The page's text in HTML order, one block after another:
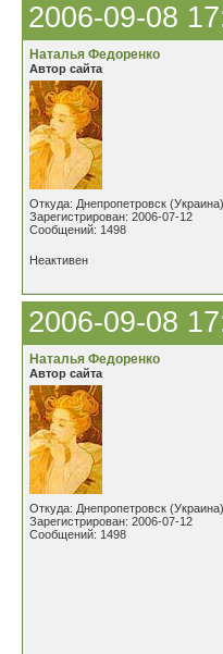
2006-09-08
Наталья Федоренко
Автор сайта
Откуда: Днепропетровск (Украина)
Зарегистрирован: 2006-07-12
Сообщений: 1498
Неактивен
2006-09-08
Наталья Федоренко
Автор сайта
Откуда: Днепропетровск (Украина)
Зарегистрирован: 2006-07-12
Сообщений: 1498